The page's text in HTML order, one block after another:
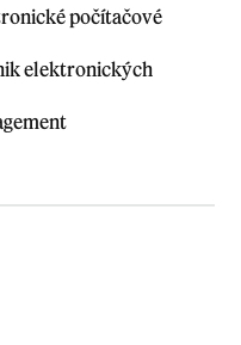
počítačové
elektronických